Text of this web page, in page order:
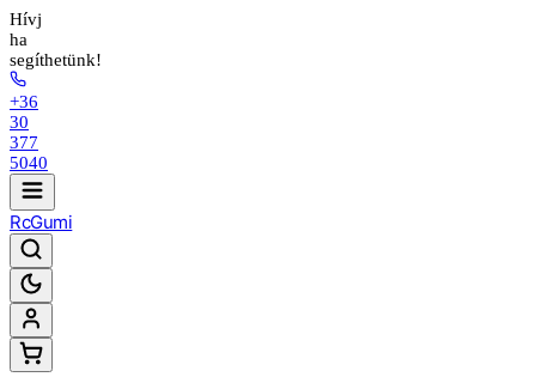
Hívj
ha
segíthetünk!
+36
30
377
5040
RcGumi